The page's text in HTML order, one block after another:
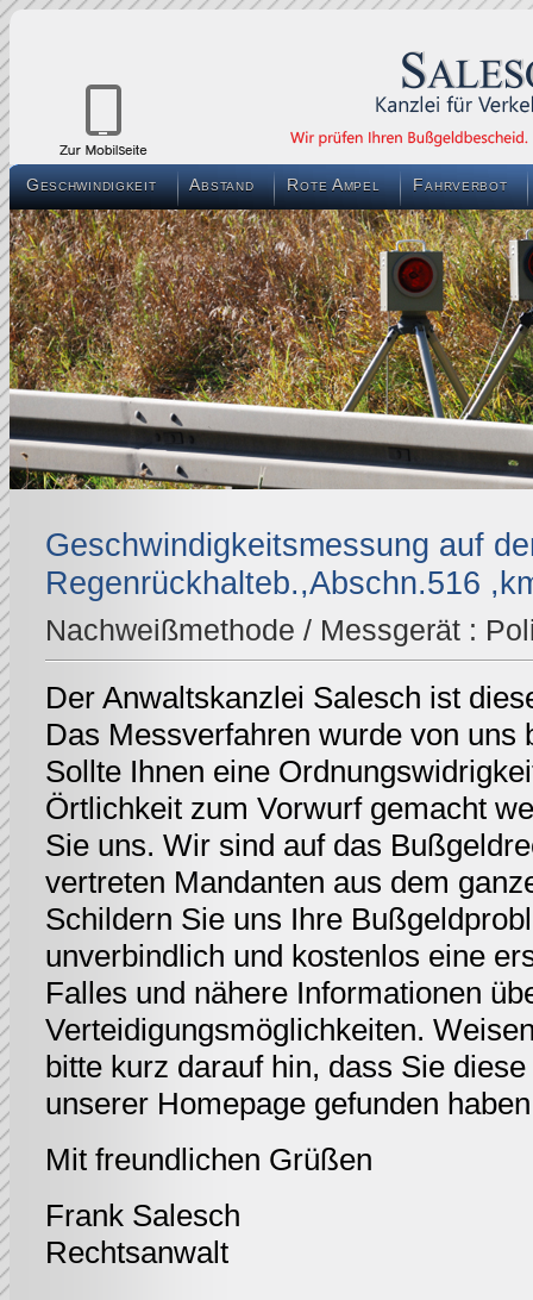
Geschwindigkeit Abstand Rote Ampel Fahrverbot
Geschwindigkeitsmessung auf
Regenrückhalteb.,Abschn.516
Nachweißmethode / Messgerät :
Der Anwaltskanzlei Salesch ist
Das Messverfahren wurde von uns
Sollte Ihnen eine
Örtlichkeit zum Vorwurf gemacht
Sie uns. Wir sind auf das
vertreten Mandanten aus dem
Schildern Sie uns Ihre
unverbindlich und kostenlos eine
Falles und nähere Informationen
Verteidigungsmöglichkeiten.
bitte kurz darauf hin, dass Sie
unserer Homepage gefunden
Mit freundlichen Grüßen
Frank Salesch
Rechtsanwalt